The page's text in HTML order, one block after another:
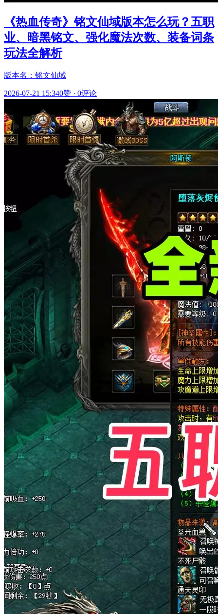
《热血传奇》铭文仙域版本怎么玩？五职
业、暗黑铭文、强化魔法次数、装备词条
玩法全解析
版本名：铭文仙域
2026-07-21 15:340赞 · 0评论